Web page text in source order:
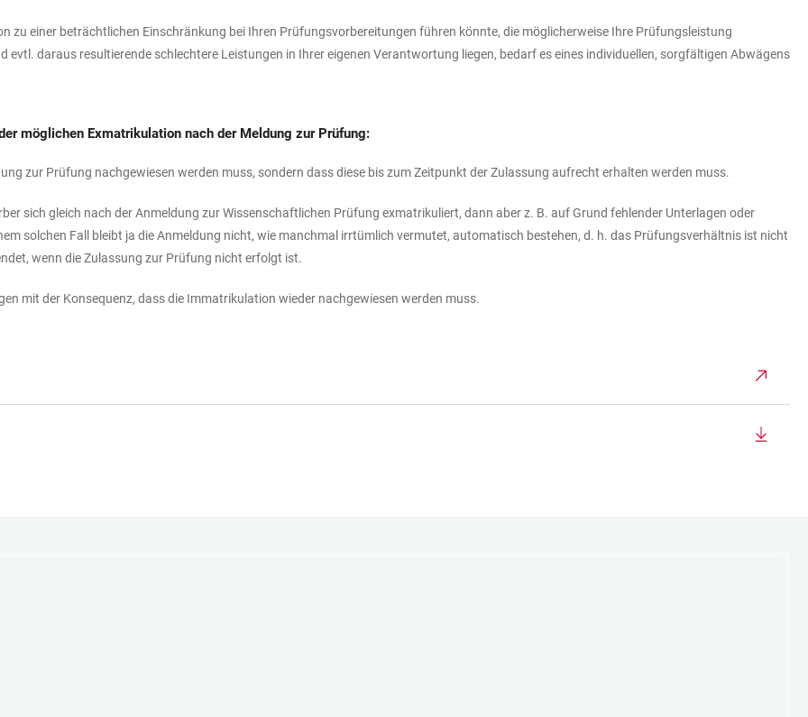
zu einer beträchtlichen Einschränkung bei Ihren Prüfungsvorbereitungen führen könnte, die möglicherweise Ihre Prüfungsleistung
daraus resultierende schlechtere Leistungen in Ihrer eigenen Verantwortung liegen, bedarf es eines individuellen, sorgfältigen Abwägens
möglichen Exmatrikulation nach der Meldung zur Prüfung:
zur Prüfung nachgewiesen werden muss, sondern dass diese bis zum Zeitpunkt der Zulassung aufrecht erhalten werden muss.
sich gleich nach der Anmeldung zur Wissenschaftlichen Prüfung exmatrikuliert, dann aber z. B. auf Grund fehlender Unterlagen oder
solchen Fall bleibt ja die Anmeldung nicht, wie manchmal irrtümlich vermutet, automatisch bestehen, d. h. das Prüfungsverhältnis ist nicht
wenn die Zulassung zur Prüfung nicht erfolgt ist.
mit der Konsequenz, dass die Immatrikulation wieder nachgewiesen werden muss.